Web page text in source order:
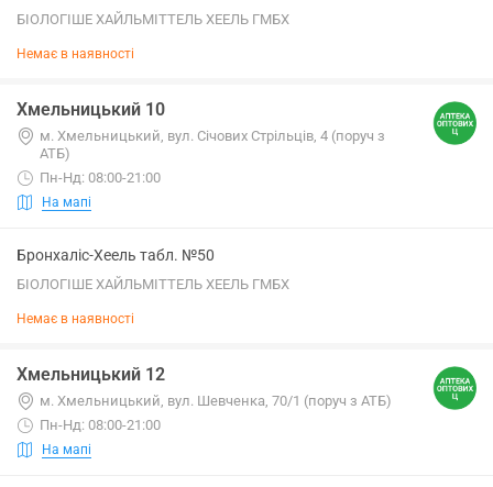
БІОЛОГІШЕ ХАЙЛЬМІТТЕЛЬ ХЕЕЛЬ ГМБХ
Немає в наявності
Хмельницький 10
м. Хмельницький, вул. Січових Стрільців, 4 (поруч з
АТБ)
Пн-Нд: 08:00-21:00
На мапі
Бронхаліс-Хеель табл. №50
БІОЛОГІШЕ ХАЙЛЬМІТТЕЛЬ ХЕЕЛЬ ГМБХ
Немає в наявності
Хмельницький 12
м. Хмельницький, вул. Шевченка, 70/1 (поруч з АТБ)
Пн-Нд: 08:00-21:00
На мапі